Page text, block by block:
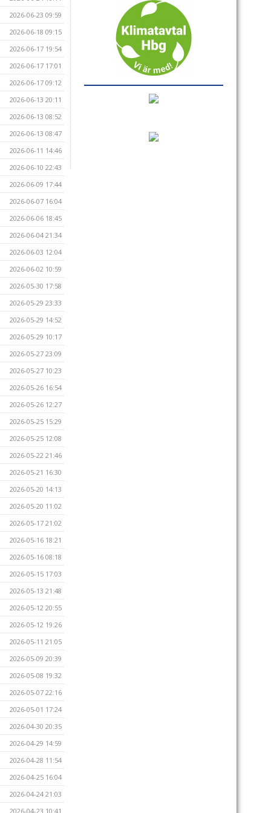
2026-06-23 09:59
2026-06-18 09:15
2026-06-17 19:54
2026-06-17 17:01
2026-06-17 09:12
2026-06-13 20:11
2026-06-13 08:52
2026-06-13 08:47
2026-06-11 14:46
2026-06-10 22:43
2026-06-09 17:44
2026-06-07 16:04
2026-06-06 18:45
2026-06-04 21:34
2026-06-03 12:04
2026-06-02 10:59
2026-05-30 17:58
2026-05-29 23:33
2026-05-29 14:52
2026-05-29 10:17
2026-05-27 23:09
2026-05-27 10:23
2026-05-26 16:54
2026-05-26 12:27
2026-05-25 15:29
2026-05-25 12:08
2026-05-22 21:46
2026-05-21 16:30
2026-05-20 14:13
2026-05-20 11:02
2026-05-17 21:02
2026-05-16 18:21
2026-05-16 08:18
2026-05-15 17:03
2026-05-13 21:48
2026-05-12 20:55
2026-05-12 19:26
2026-05-11 21:05
2026-05-09 20:39
2026-05-08 19:32
2026-05-07 22:16
2026-05-01 17:24
2026-04-30 20:35
2026-04-29 14:59
2026-04-28 11:54
2026-04-25 16:04
2026-04-24 21:03
2026-04-23 10:41